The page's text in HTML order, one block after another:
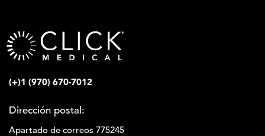
(+)1 (970) 670-7012
Dirección postal:
Apartado de correos 775245